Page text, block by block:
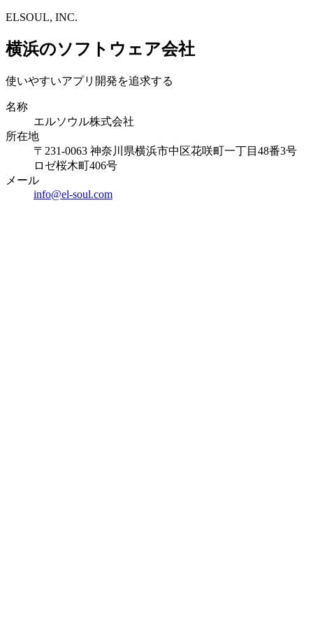
ELSOUL, INC.
横浜のソフトウェア会社
使いやすいアプリ開発を追求する
名称
エルソウル株式会社
所在地
〒231-0063 神奈川県横浜市中区花咲町一丁目48番3号
ロゼ桜木町406号
メール
info@el-soul.com